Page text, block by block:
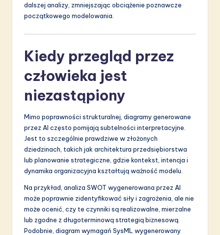
dalszej analizy, zmniejszając obciążenie poznawcze
początkowego modelowania.
Kiedy przegląd przez
człowieka jest
niezastąpiony
Mimo poprawności strukturalnej, diagramy generowane
przez AI często pomijają subtelności interpretacyjne.
Jest to szczególnie prawdziwe w złożonych
dziedzinach, takich jak architektura przedsiębiorstwa
lub planowanie strategiczne, gdzie kontekst, intencja i
dynamika organizacyjna kształtują ważność modelu.
Na przykład, analiza SWOT wygenerowana przez AI
może poprawnie zidentyfikować siły i zagrożenia, ale nie
może ocenić, czy te czynniki są realizowalne, mierzalne
lub zgodne z długoterminową strategią biznesową.
Podobnie, diagram wymagań SysML wygenerowany